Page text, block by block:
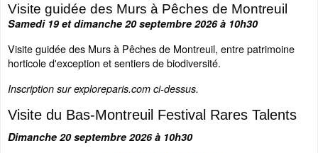
Visite guidée des Murs à Pêches de Montreuil
Samedi 19 et dimanche 20 septembre 2026 à 10h30
Visite guidée des Murs à Pêches de Montreuil, entre patrimoine
horticole d'exception et sentiers de biodiversité.
Inscription sur exploreparis.com ci-dessus.
Visite du Bas-Montreuil Festival Rares Talents
Dimanche 20 septembre 2026 à 10h30